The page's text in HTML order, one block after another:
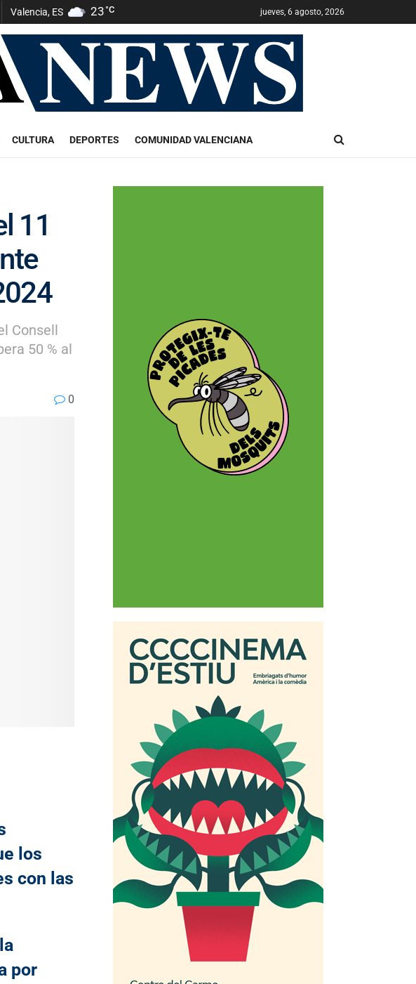
Valencia, ES 23°C jueves, 6 agosto, 2026
CULTURA DEPORTES COMUNIDAD VALENCIANA
11
Consell
50 % al
0
los
con las
por